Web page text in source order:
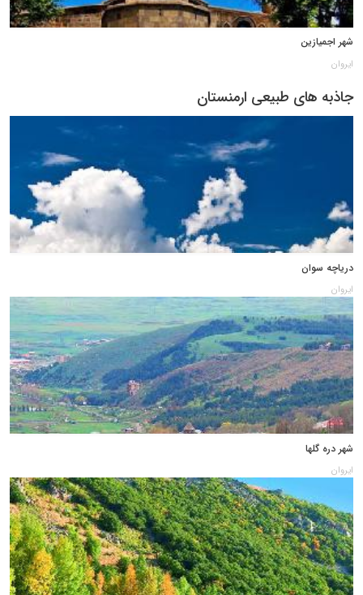
شهر اجمیازین
ایروان
جاذبه های طبیعی ارمنستان
دریاچه سوان
ایروان
شهر دره گلها
ایروان